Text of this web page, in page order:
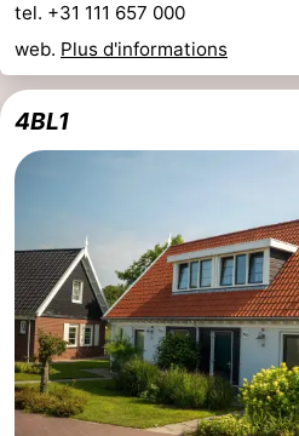
tel. +31 111 657 000
web. Plus d'informations
4BL1